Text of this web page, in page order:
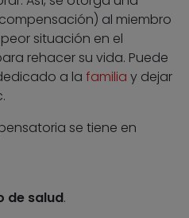
al miembro
situación en el
rehacer su vida. Puede
a la familia y dejar
se tiene en
de salud.